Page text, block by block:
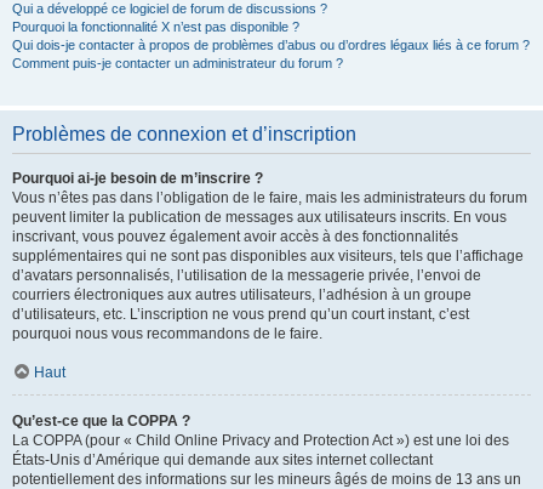
Qui a développé ce logiciel de forum de discussions ?
Pourquoi la fonctionnalité X n’est pas disponible ?
Qui dois-je contacter à propos de problèmes d’abus ou d’ordres légaux liés à ce forum ?
Comment puis-je contacter un administrateur du forum ?
Problèmes de connexion et d’inscription
Pourquoi ai-je besoin de m’inscrire ?
Vous n’êtes pas dans l’obligation de le faire, mais les administrateurs du forum
peuvent limiter la publication de messages aux utilisateurs inscrits. En vous
inscrivant, vous pouvez également avoir accès à des fonctionnalités
supplémentaires qui ne sont pas disponibles aux visiteurs, tels que l’affichage
d’avatars personnalisés, l’utilisation de la messagerie privée, l’envoi de
courriers électroniques aux autres utilisateurs, l’adhésion à un groupe
d’utilisateurs, etc. L’inscription ne vous prend qu’un court instant, c’est
pourquoi nous vous recommandons de le faire.
Haut
Qu’est-ce que la COPPA ?
La COPPA (pour « Child Online Privacy and Protection Act ») est une loi des
États-Unis d’Amérique qui demande aux sites internet collectant
potentiellement des informations sur les mineurs âgés de moins de 13 ans un